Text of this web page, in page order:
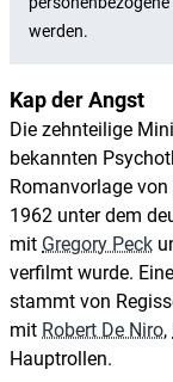
Kap der Angst
Die zehnteilige
bekannten
Romanvorlage von
1962 unter dem
mit Gregory Peck
verfilmt wurde.
stammt von
mit Robert De Niro,
Hauptrollen.